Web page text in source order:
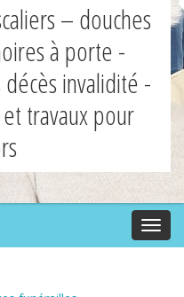
– douches
à porte -
invalidité -
travaux pour